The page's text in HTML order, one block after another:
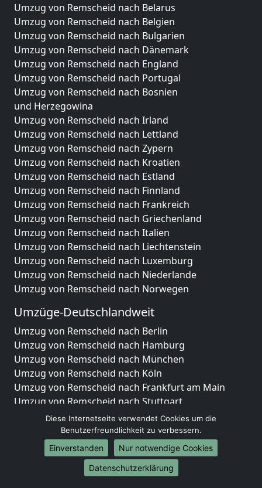
Umzug von Remscheid nach Belarus
Umzug von Remscheid nach Belgien
Umzug von Remscheid nach Bulgarien
Umzug von Remscheid nach Dänemark
Umzug von Remscheid nach England
Umzug von Remscheid nach Portugal
Umzug von Remscheid nach Bosnien
und Herzegowina
Umzug von Remscheid nach Irland
Umzug von Remscheid nach Lettland
Umzug von Remscheid nach Zypern
Umzug von Remscheid nach Kroatien
Umzug von Remscheid nach Estland
Umzug von Remscheid nach Finnland
Umzug von Remscheid nach Frankreich
Umzug von Remscheid nach Griechenland
Umzug von Remscheid nach Italien
Umzug von Remscheid nach Liechtenstein
Umzug von Remscheid nach Luxemburg
Umzug von Remscheid nach Niederlande
Umzug von Remscheid nach Norwegen
Umzüge-Deutschlandweit
Umzug von Remscheid nach Berlin
Umzug von Remscheid nach Hamburg
Umzug von Remscheid nach München
Umzug von Remscheid nach Köln
Umzug von Remscheid nach Frankfurt am Main
Umzug von Remscheid nach Stuttgart
Umzug von Remscheid nach Düsseldorf
Umzug von Remscheid nach Leipzig
Umzug von Remscheid nach Dortmund
Umzug von Remscheid nach Essen
Umzug von Remscheid nach Bremen
Diese Internetseite verwendet Cookies um die
Benutzerfreundlichkeit zu verbessern.
Einverstanden
Nur notwendige Cookies
Datenschutzerklärung